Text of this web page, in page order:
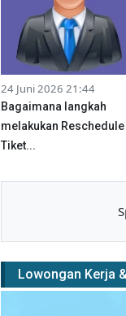
24 Juni 2026 21:44
Bagaimana langkah
melakukan Reschedule
Tiket...
Lowongan Kerja